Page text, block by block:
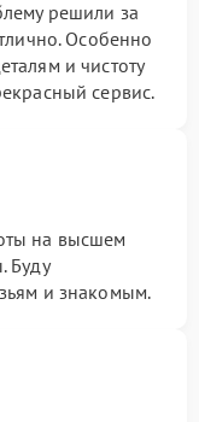
решили за
Особенно
и чистоту
сервис.
на высшем
Буду
и знакомым.